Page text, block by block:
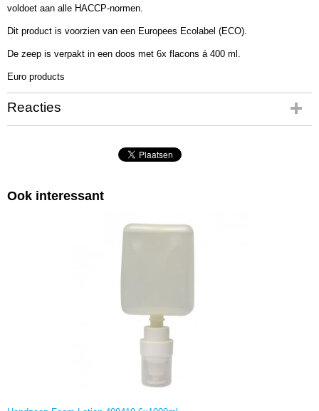
voldoet aan alle HACCP-normen.
Dit product is voorzien van een Europees Ecolabel (ECO).
De zeep is verpakt in een doos met 6x flacons á 400 ml.
Euro products
Reacties
Ook interessant